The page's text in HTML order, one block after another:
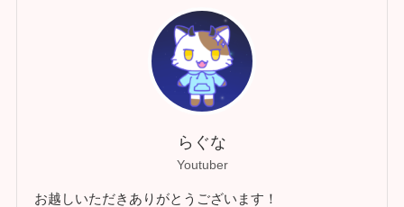
らぐな
Youtuber
お越しいただきありがとうございます！